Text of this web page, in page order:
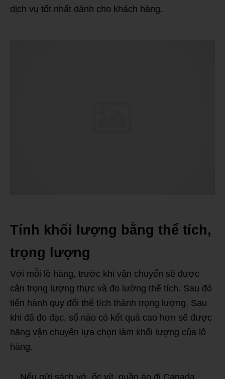
dịch vụ tốt nhất dành cho khách hàng.
Tính khối lượng bằng thể tích,
trọng lượng
Với mỗi lô hàng, trước khi vận chuyển sẽ được
cân trọng lượng thực và đo lường thể tích. Sau đó
tiến hành quy đổi thể tích thành trọng lượng. Sau
khi đã đo đạc, số nào có kết quả cao hơn sẽ được
hãng vận chuyển lựa chọn làm khối lượng của lô
hàng.
Nếu gửi sách vở, ốc vít, quần áo đi Canada,